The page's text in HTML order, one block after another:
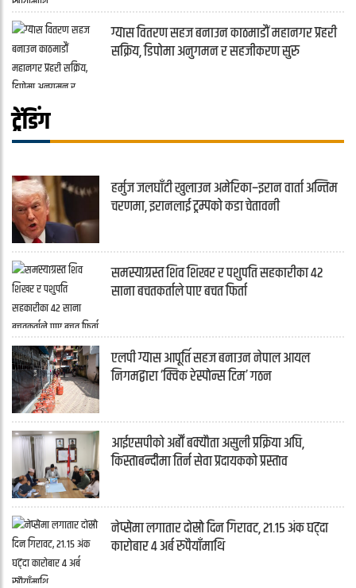
ग्यास वितरण सहज बनाउन काठमाडौं महानगर प्रहरी
सक्रिय, डिपोमा अनुगमन र सहजीकरण सुरु
ट्रेंडिंग
हर्मुज जलघाँटी खुलाउन अमेरिका–इरान वार्ता अन्तिम
चरणमा, इरानलाई ट्रम्पको कडा चेतावनी
समस्याग्रस्त शिव शिखर र पशुपति सहकारीका ४२
साना बचतकर्ताले पाए बचत फिर्ता
एलपी ग्यास आपूर्ति सहज बनाउन नेपाल आयल
निगमद्वारा ‘क्विक रेस्पोन्स टिम’ गठन
आईएसपीको अर्बौं बक्यौता असुली प्रक्रिया अघि,
किस्ताबन्दीमा तिर्न सेवा प्रदायकको प्रस्ताव
नेप्सेमा लगातार दोस्रो दिन गिरावट, २१.१५ अंक घट्दा
कारोबार ४ अर्ब रुपैयाँमाथि